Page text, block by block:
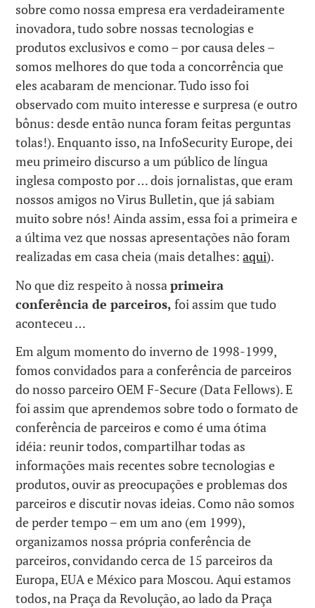
sobre como nossa empresa era verdadeiramente
inovadora, tudo sobre nossas tecnologias e
produtos exclusivos e como – por causa deles –
somos melhores do que toda a concorrência que
eles acabaram de mencionar. Tudo isso foi
observado com muito interesse e surpresa (e outro
bônus: desde então nunca foram feitas perguntas
tolas!). Enquanto isso, na InfoSecurity Europe, dei
meu primeiro discurso a um público de língua
inglesa composto por … dois jornalistas, que eram
nossos amigos no Virus Bulletin, que já sabiam
muito sobre nós! Ainda assim, essa foi a primeira e
a última vez que nossas apresentações não foram
realizadas em casa cheia (mais detalhes:aqui).
No que diz respeito à nossaprimeira
conferência de parceiros, foi assim que tudo
aconteceu …
Em algum momento do inverno de 1998-1999,
fomos convidados para a conferência de parceiros
do nosso parceiro OEM F-Secure (Data Fellows). E
foi assim que aprendemos sobre todo o formato de
conferência de parceiros e como é uma ótima
idéia: reunir todos, compartilhar todas as
informações mais recentes sobre tecnologias e
produtos, ouvir as preocupações e problemas dos
parceiros e discutir novas ideias. Como não somos
de perder tempo – em um ano (em 1999),
organizamos nossa própria conferência de
parceiros, convidando cerca de 15 parceiros da
Europa, EUA e México para Moscou. Aqui estamos
todos, na Praça da Revolução, ao lado da Praça